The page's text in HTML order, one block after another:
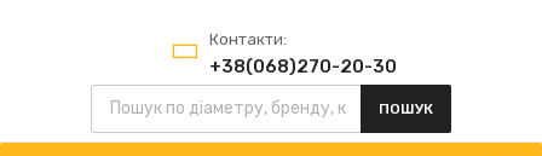
Контакти:
+38(068)270-20-30
+38(095)834-52-75
Пошук товарів
ПОШУК